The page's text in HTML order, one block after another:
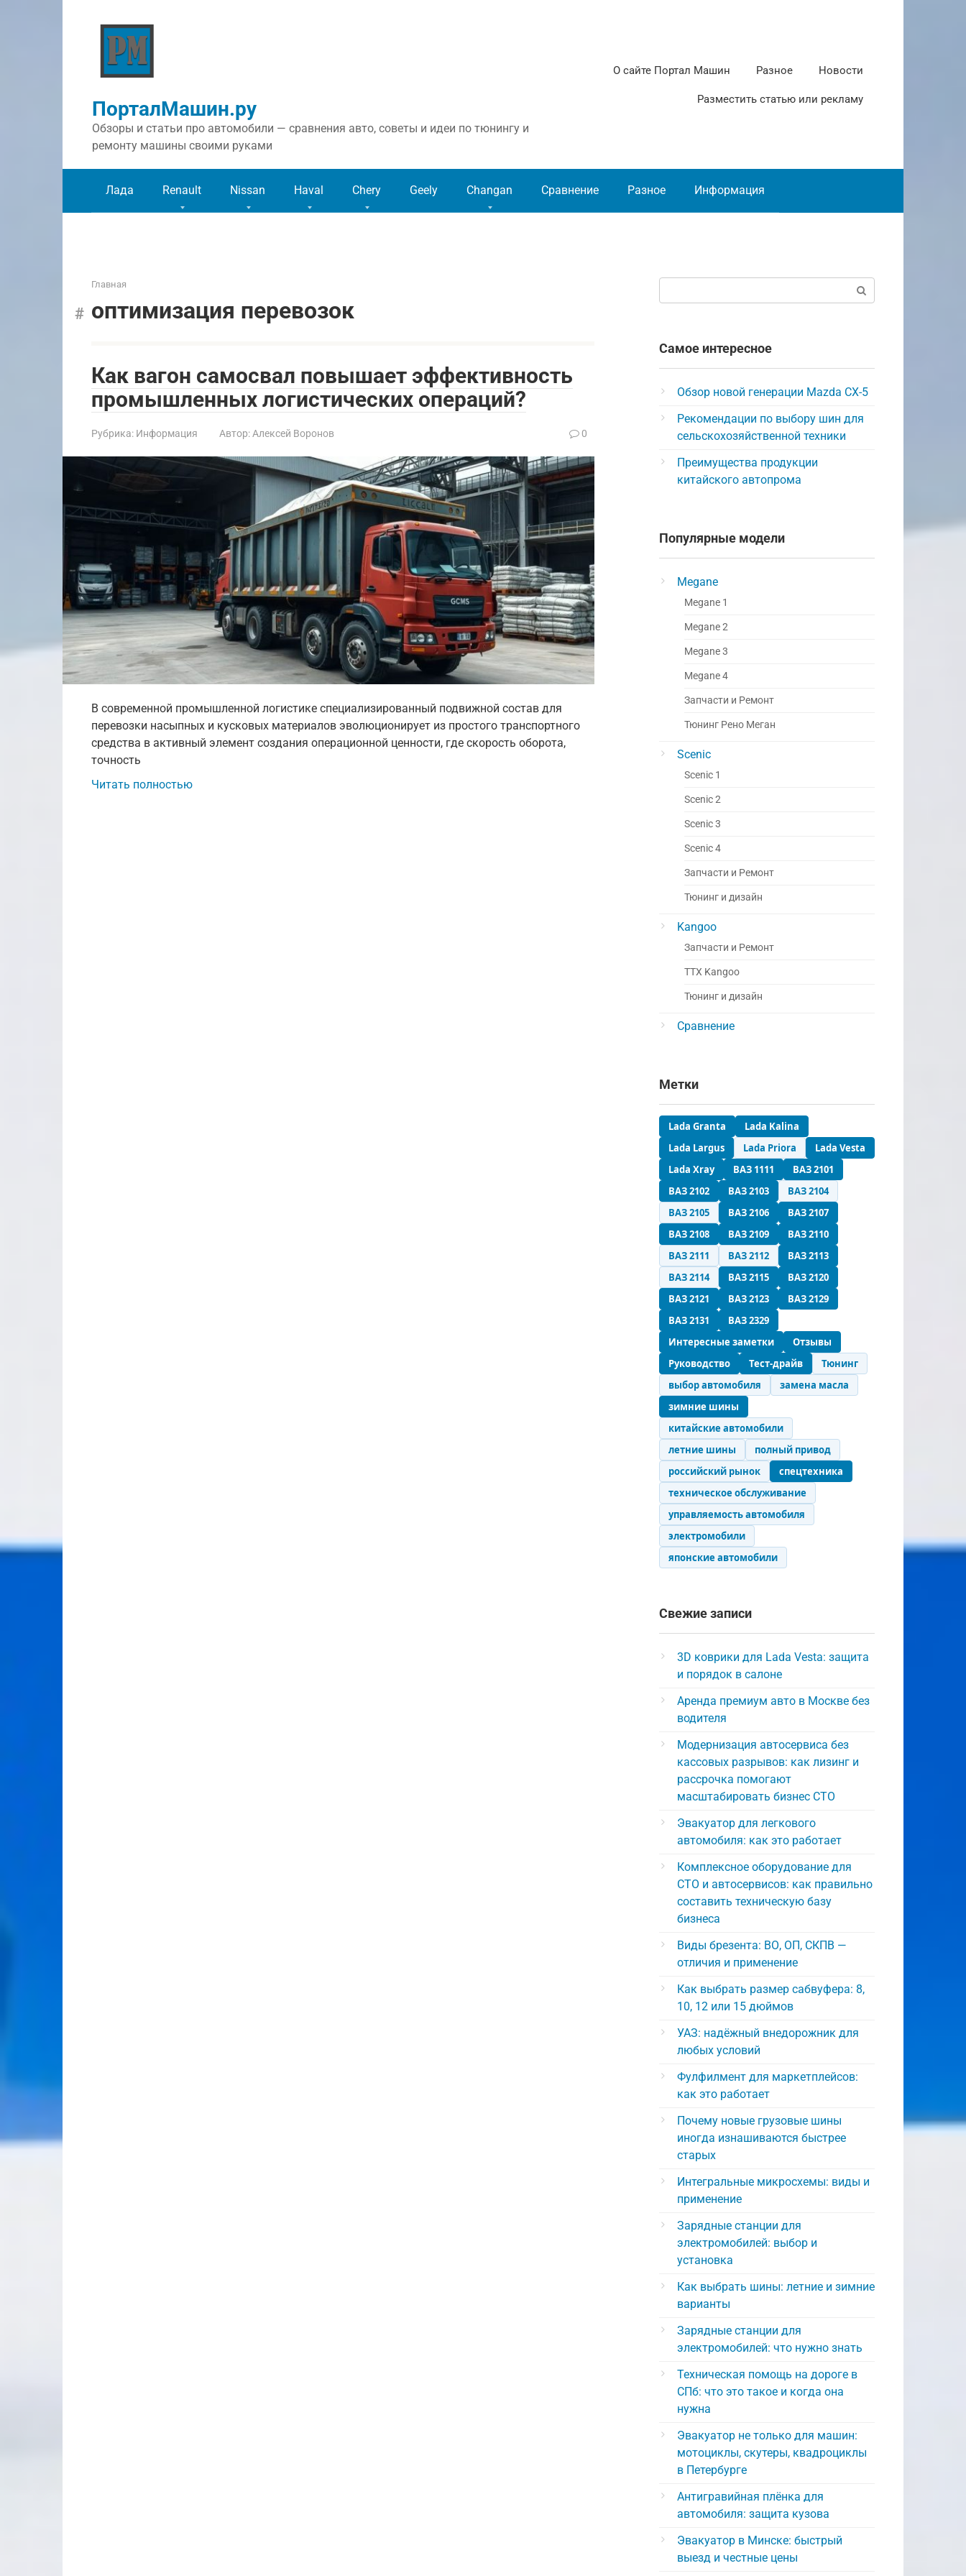
ПорталМашин.ру
Обзоры и статьи про автомобили — сравнения авто, советы и идеи по тюнингу и
ремонту машины своими руками
О сайте Портал Машин Разное Новости
Разместить статью или рекламу
Лада Renault Nissan Haval Chery Geely Changan Сравнение Разное Информация
Главная
оптимизация перевозок
Как вагон самосвал повышает эффективность
промышленных логистических операций?
Рубрика: Информация Автор: Алексей Воронов 0
В современной промышленной логистике специализированный подвижной состав для
перевозки насыпных и кусковых материалов эволюционирует из простого транспортного
средства в активный элемент создания операционной ценности, где скорость оборота,
точность
Читать полностью
Самое интересное
Обзор новой генерации Mazda CX-5
Рекомендации по выбору шин для
сельскохозяйственной техники
Преимущества продукции
китайского автопрома
Популярные модели
Megane
Megane 1
Megane 2
Megane 3
Megane 4
Запчасти и Ремонт
Тюнинг Рено Меган
Scenic
Scenic 1
Scenic 2
Scenic 3
Scenic 4
Запчасти и Ремонт
Тюнинг и дизайн
Kangoo
Запчасти и Ремонт
ТТХ Kangoo
Тюнинг и дизайн
Сравнение
Метки
Lada Granta
Lada Kalina
Lada Largus
Lada Priora
Lada Vesta
Lada Xray
ВАЗ 1111
ВАЗ 2101
ВАЗ 2102
ВАЗ 2103
ВАЗ 2104
ВАЗ 2105
ВАЗ 2106
ВАЗ 2107
ВАЗ 2108
ВАЗ 2109
ВАЗ 2110
ВАЗ 2111
ВАЗ 2112
ВАЗ 2113
ВАЗ 2114
ВАЗ 2115
ВАЗ 2120
ВАЗ 2121
ВАЗ 2123
ВАЗ 2129
ВАЗ 2131
ВАЗ 2329
Интересные заметки
Отзывы
Руководство
Тест-драйв
Тюнинг
выбор автомобиля
замена масла
зимние шины
китайские автомобили
летние шины
полный привод
российский рынок
спецтехника
техническое обслуживание
управляемость автомобиля
электромобили
японские автомобили
Свежие записи
3D коврики для Lada Vesta: защита
и порядок в салоне
Аренда премиум авто в Москве без
водителя
Модернизация автосервиса без
кассовых разрывов: как лизинг и
рассрочка помогают
масштабировать бизнес СТО
Эвакуатор для легкового
автомобиля: как это работает
Комплексное оборудование для
СТО и автосервисов: как правильно
составить техническую базу
бизнеса
Виды брезента: ВО, ОП, СКПВ —
отличия и применение
Как выбрать размер сабвуфера: 8,
10, 12 или 15 дюймов
УАЗ: надёжный внедорожник для
любых условий
Фулфилмент для маркетплейсов:
как это работает
Почему новые грузовые шины
иногда изнашиваются быстрее
старых
Интегральные микросхемы: виды и
применение
Зарядные станции для
электромобилей: выбор и
установка
Как выбрать шины: летние и зимние
варианты
Зарядные станции для
электромобилей: что нужно знать
Техническая помощь на дороге в
СПб: что это такое и когда она
нужна
Эвакуатор не только для машин:
мотоциклы, скутеры, квадроциклы
в Петербурге
Антигравийная плёнка для
автомобиля: защита кузова
Эвакуатор в Минске: быстрый
выезд и честные цены